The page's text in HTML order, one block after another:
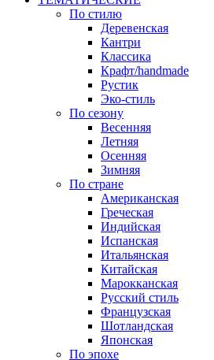
По стилю
Деревенская
Кантри
Классика
Крафт/handmade
Рустик
Эко-стиль
По сезону
Весенняя
Летняя
Осенняя
Зимняя
По стране
Американская
Греческая
Индийская
Испанская
Итальянская
Китайская
Марокканская
Русский стиль
Французская
Шотландская
Японская
По эпохе